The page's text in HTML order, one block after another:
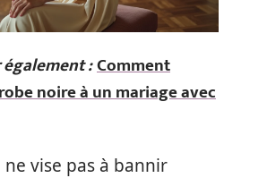
:Comment
noire à un mariage avec
ne vise pas à bannir